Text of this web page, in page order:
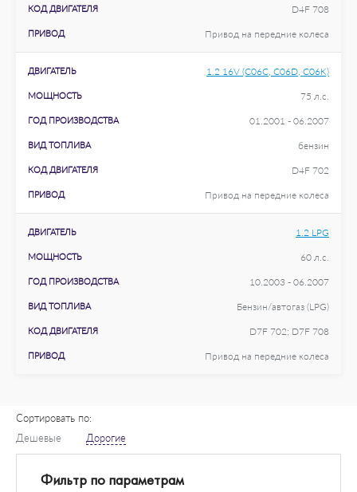
КОД ДВИГАТЕЛЯ D4F 708
ПРИВОД Привод на передние колеса
ДВИГАТЕЛЬ 1.2 16V (C06C, C06D, C06K)
МОЩНОСТЬ 75 л.с.
ГОД ПРОИЗВОДСТВА 01.2001 - 06.2007
ВИД ТОПЛИВА бензин
КОД ДВИГАТЕЛЯ D4F 702
ПРИВОД Привод на передние колеса
ДВИГАТЕЛЬ 1.2 LPG
МОЩНОСТЬ 60 л.с.
ГОД ПРОИЗВОДСТВА 10.2003 - 06.2007
ВИД ТОПЛИВА Бензин/автогаз (LPG)
КОД ДВИГАТЕЛЯ D7F 702; D7F 708
ПРИВОД Привод на передние колеса
Сортировать по:
Дешевые
Дорогие
Фильтр по параметрам